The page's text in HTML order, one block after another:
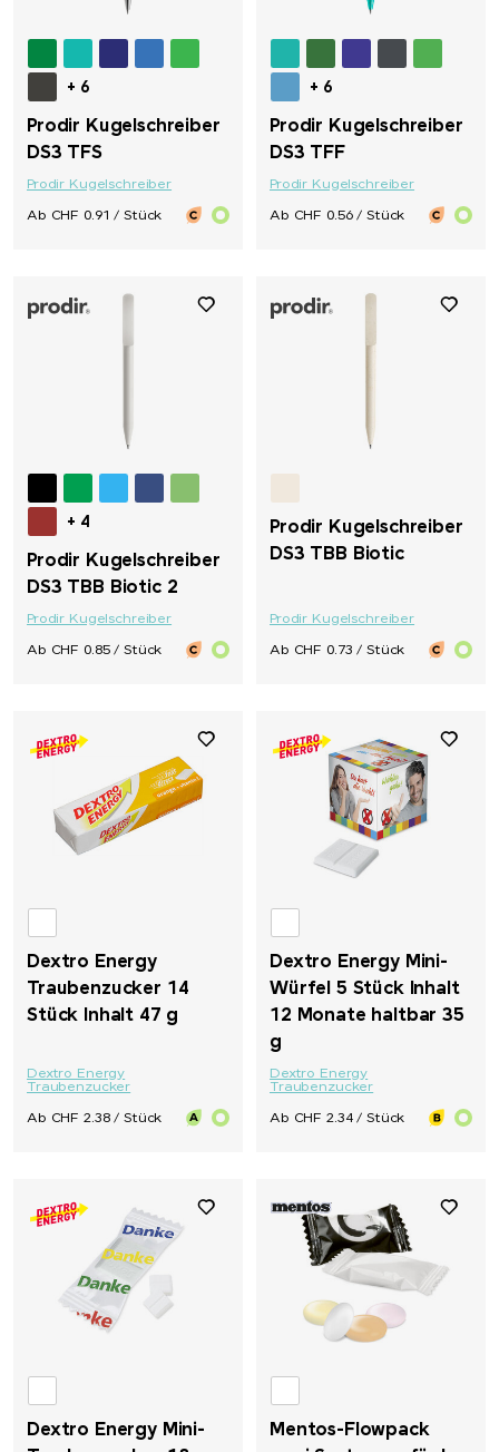
+ 6
Prodir Kugelschreiber
DS3 TFS
Prodir Kugelschreiber
Ab CHF 0.91 / Stück
+ 6
Prodir Kugelschreiber
DS3 TFF
Prodir Kugelschreiber
Ab CHF 0.56 / Stück
+ 4
Prodir Kugelschreiber
DS3 TBB Biotic 2
Prodir Kugelschreiber
Ab CHF 0.85 / Stück
Prodir Kugelschreiber
DS3 TBB Biotic
Prodir Kugelschreiber
Ab CHF 0.73 / Stück
Dextro Energy
Traubenzucker 14
Stück Inhalt 47 g
Dextro Energy
Traubenzucker
Ab CHF 2.38 / Stück
Dextro Energy Mini-
Würfel 5 Stück Inhalt
12 Monate haltbar 35
g
Dextro Energy
Traubenzucker
Ab CHF 2.34 / Stück
Dextro Energy Mini-
Mentos-Flowpack